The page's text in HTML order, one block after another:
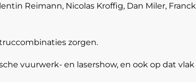
Reimann, Nicolas Kroffig, Dan Miler,
zorgen.
vuurwerk- en lasershow, en ook op dat vlak